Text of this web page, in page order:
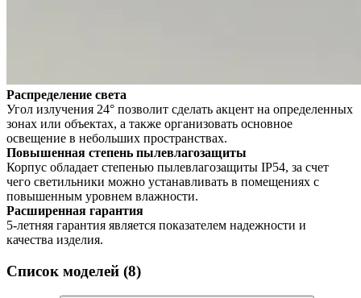
Распределение света
Угол излучения 24° позволит сделать акцент на определенных
зонах или объектах, а также организовать основное
освещение в небольших пространствах.
Повышенная степень пылевлагозащиты
Корпус обладает степенью пылевлагозащиты IP54, за счет
чего светильники можно устанавливать в помещениях с
повышенным уровнем влажности.
Расширенная гарантия
5-летняя гарантия является показателем надежности и
качества изделия.
Список моделей (8)